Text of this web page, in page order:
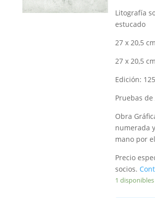
Litografía
estucado
27 x 20,5
27 x 20,5
Edición: 125
Pruebas
Obra
numerada
mano por
Precio
socios.
1 disponibles